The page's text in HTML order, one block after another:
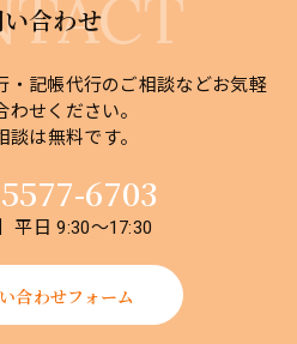
合わせ
・記帳代行のご相談などお気軽
わせください。
談は無料です。
6703
平日 9:30～17:30
合わせフォーム